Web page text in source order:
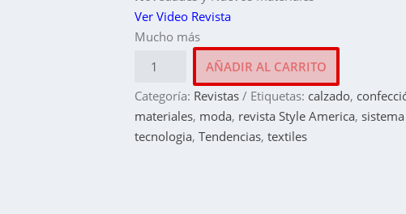
Ver Video Revista
Mucho más
Revista
América
#27
/
AÑADIR AL CARRITO
Categoría: Revistas Etiquetas: calzado,
materiales, moda, revista Style America,
tecnologia, Tendencias, textiles